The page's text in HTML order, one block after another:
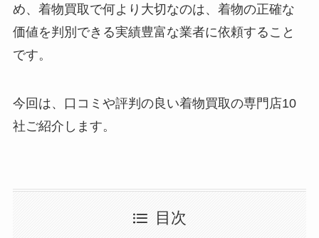
め、着物買取で何より大切なのは、着物の正確な
価値を判別できる実績豊富な業者に依頼すること
です。
今回は、口コミや評判の良い着物買取の専門店10
社ご紹介します。
目次